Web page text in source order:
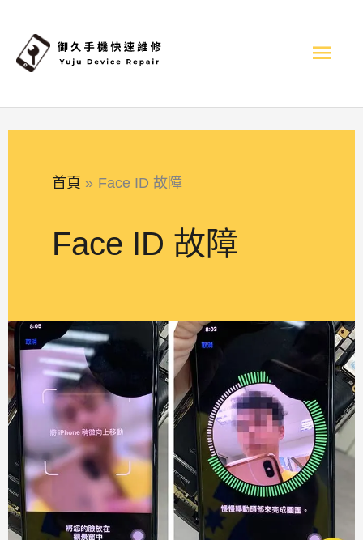
單
首頁 Face ID 故障
Face ID 故障
Face
ID
維
修
專
家：
快
速
修
復
您
iPhone
故
障